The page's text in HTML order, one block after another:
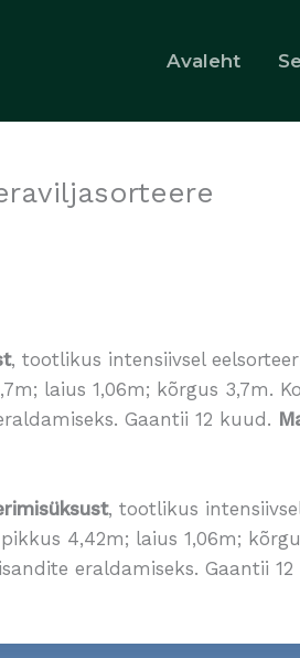
Avaleht
, tootlikus intensiivsel
laius 1,06m; kõrgus 3,7m.
Gaantii 12 kuud.
, tootlikus
4,42m; laius 1,06m;
eraldamiseks. Gaantii 12